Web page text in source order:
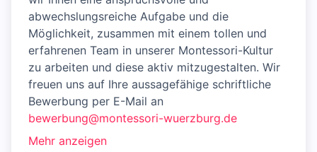
abwechslungsreiche Aufgabe und die
Möglichkeit, zusammen mit einem tollen und
erfahrenen Team in unserer Montessori-Kultur
zu arbeiten und diese aktiv mitzugestalten. Wir
freuen uns auf Ihre aussagefähige schriftliche
Bewerbung per E-Mail an
bewerbung@montessori-wuerzburg.de
Mehr anzeigen